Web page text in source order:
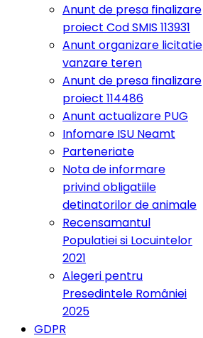
Anunt de presa finalizare
proiect Cod SMIS 113931
Anunt organizare licitatie
vanzare teren
Anunt de presa finalizare
proiect 114486
Anunt actualizare PUG
Infomare ISU Neamt
Parteneriate
Nota de informare
privind obligatiile
detinatorilor de animale
Recensamantul
Populatiei si Locuintelor
2021
Alegeri pentru
Presedintele României
2025
GDPR